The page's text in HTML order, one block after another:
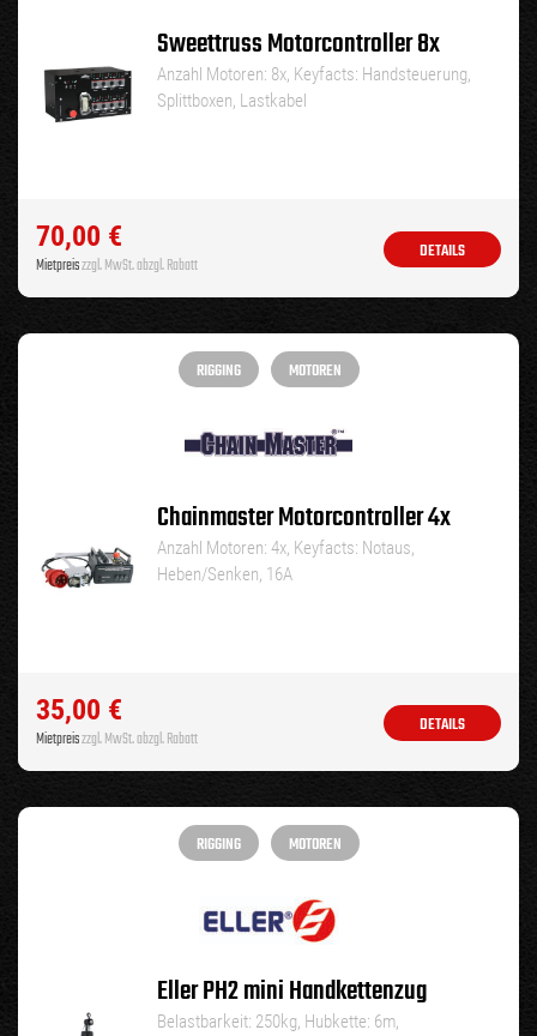
Sweettruss Motorcontroller 8x
Anzahl Motoren: 8x, Keyfacts: Handsteuerung,
Splittboxen, Lastkabel
70,00 €
Mietpreiszzgl. MwSt. abzgl. Rabatt
DETAILS
RIGGING MOTOREN
Chainmaster Motorcontroller 4x
Anzahl Motoren: 4x, Keyfacts: Notaus,
Heben/Senken, 16A
35,00 €
Mietpreiszzgl. MwSt. abzgl. Rabatt
DETAILS
RIGGING MOTOREN
Eller PH2 mini Handkettenzug
Belastbarkeit: 250kg, Hubkette: 6m,